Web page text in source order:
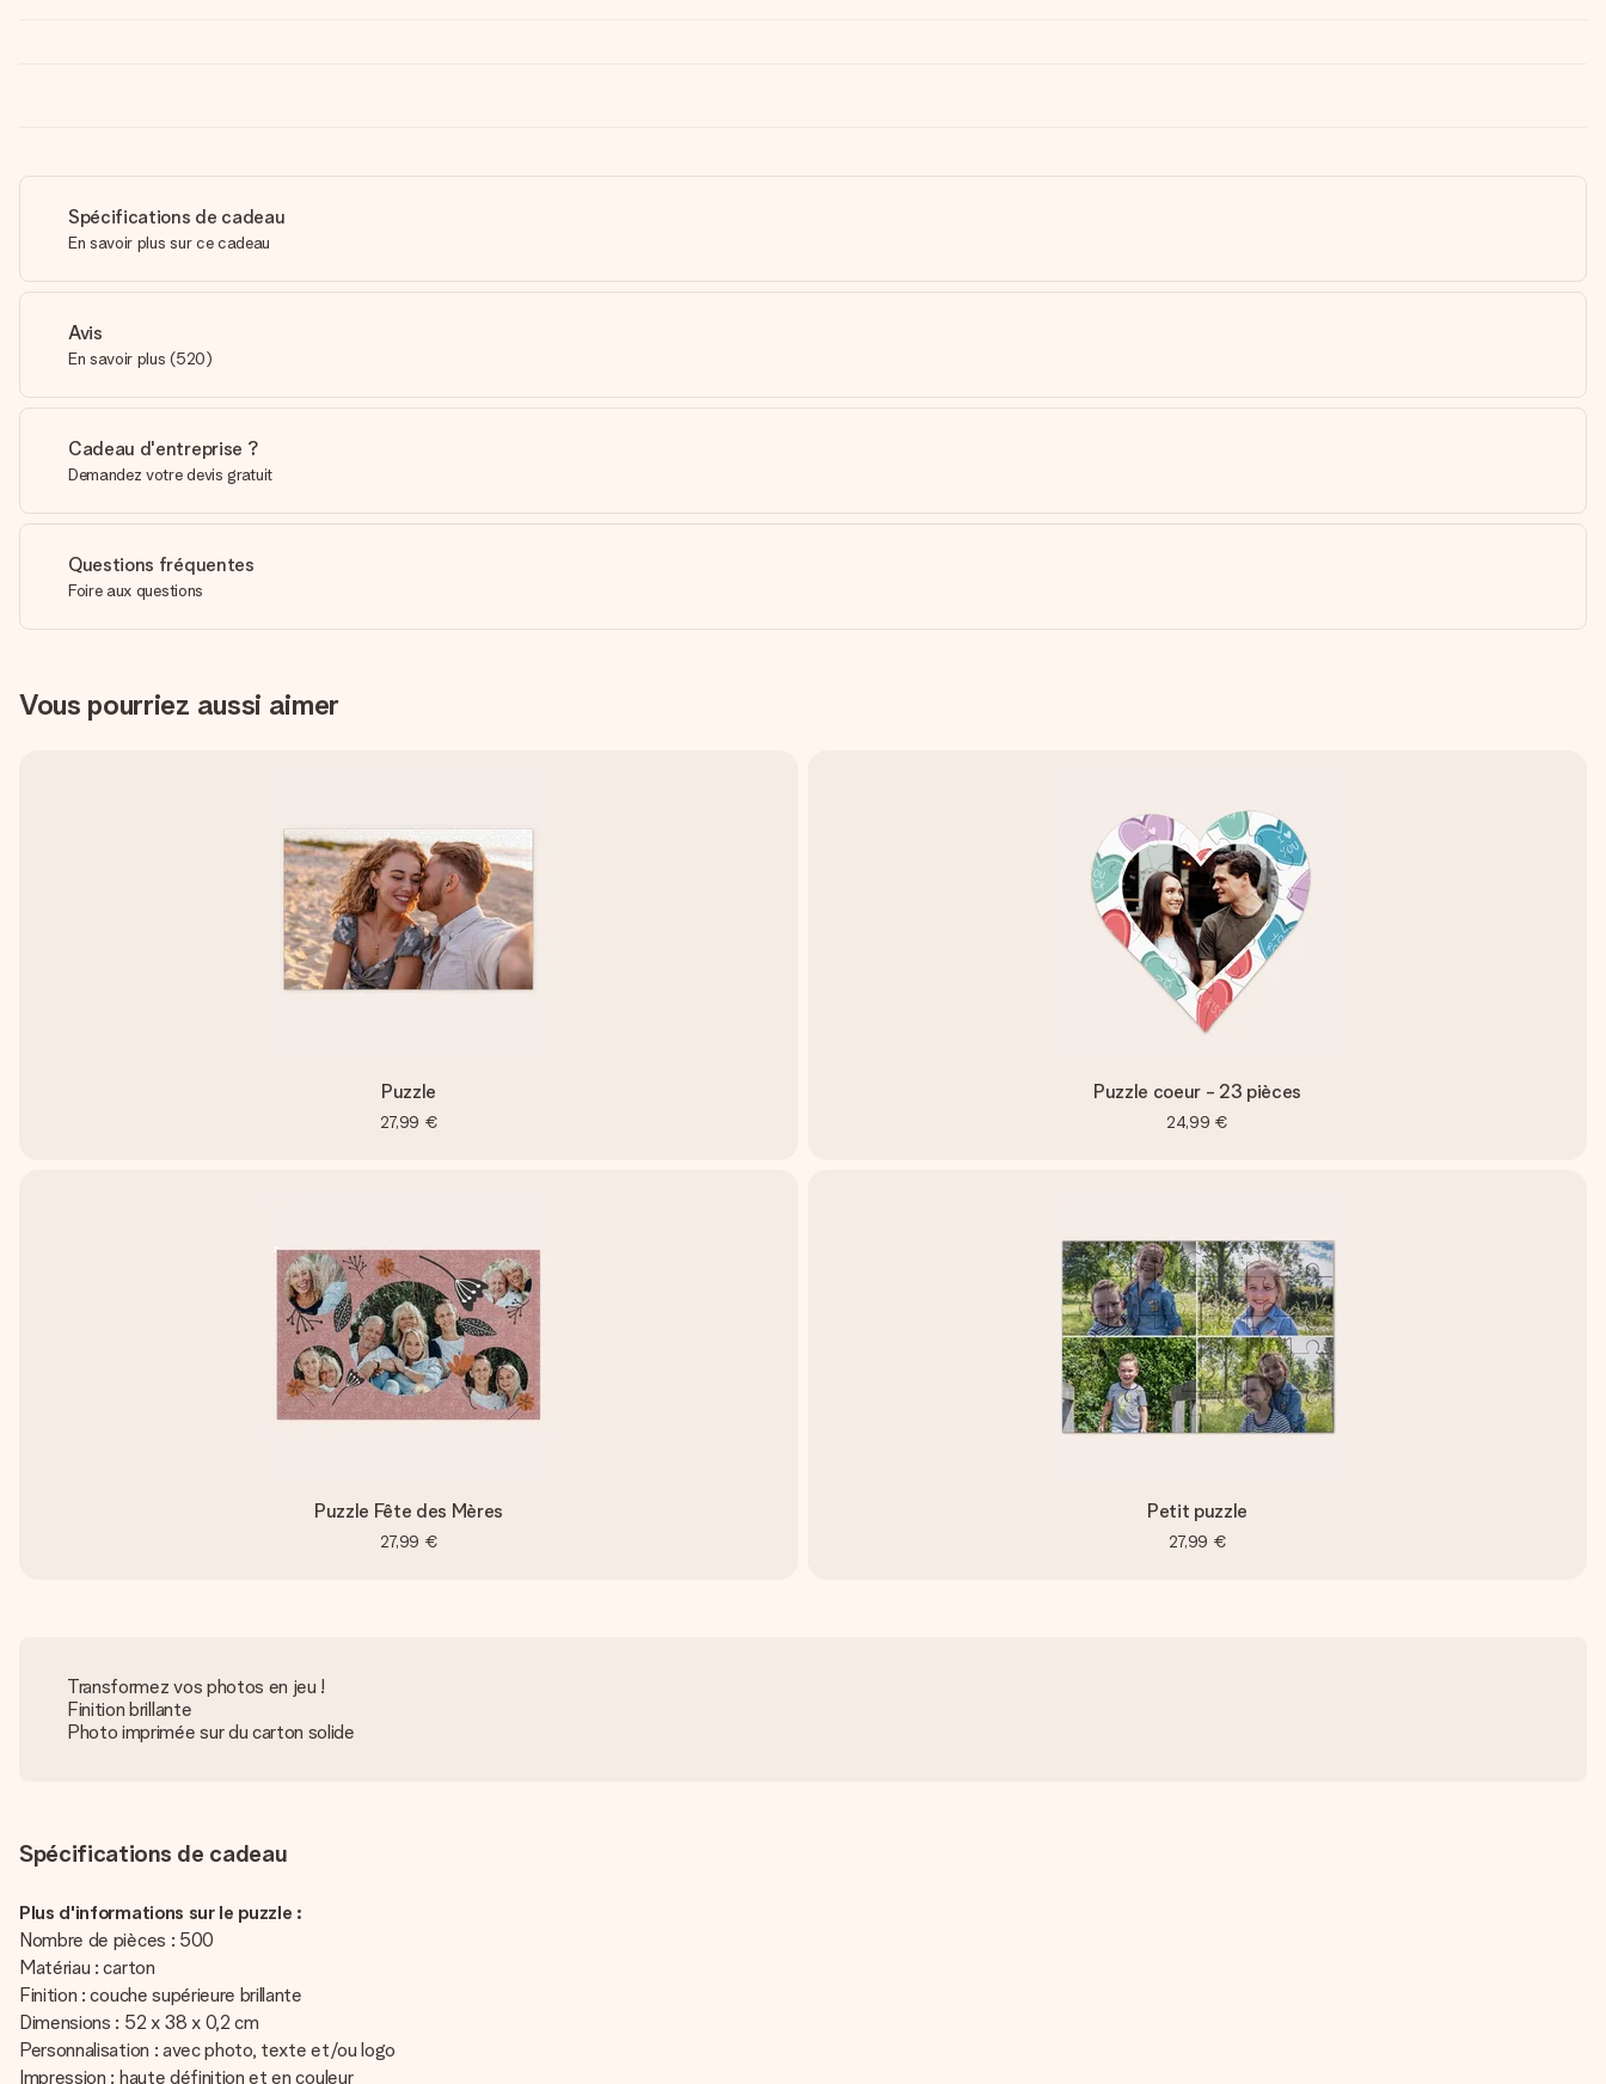
Spécifications de cadeau
En savoir plus sur ce cadeau
Avis
En savoir plus (520)
Cadeau d'entreprise ?
Demandez votre devis gratuit
Questions fréquentes
Foire aux questions
Vous pourriez aussi aimer
Puzzle
27,99 €
Puzzle coeur - 23 pièces
24,99 €
Puzzle Fête des Mères
27,99 €
Petit puzzle
27,99 €
Transformez vos photos en jeu !
Finition brillante
Photo imprimée sur du carton solide
Spécifications de cadeau
Plus d'informations sur le puzzle :
Nombre de pièces : 500
Matériau : carton
Finition : couche supérieure brillante
Dimensions : 52 x 38 x 0,2 cm
Personnalisation : avec photo, texte et/ou logo
Impression : haute définition et en couleur